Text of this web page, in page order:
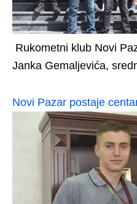
Rukometni klub Novi
Janka Gemaljevića,
Novi Pazar postaje